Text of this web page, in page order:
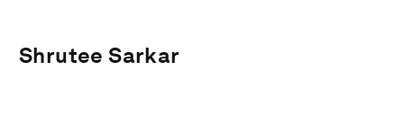
Shrutee Sarkar